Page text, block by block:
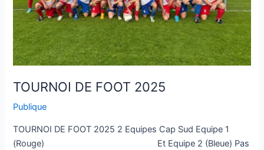
TOURNOI DE FOOT 2025
Publique
TOURNOI DE FOOT 2025 2 Equipes Cap Sud Equipe 1
(Rouge) Et Equipe 2 (Bleue) Pas